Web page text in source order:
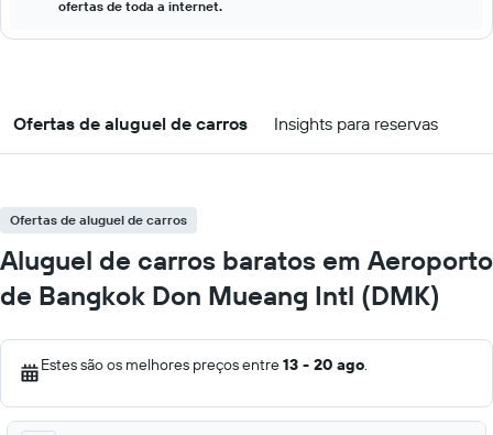
ofertas de toda a internet.
Ofertas de aluguel de carros Insights para reservas
Ofertas de aluguel de carros
Aluguel de carros baratos em Aeroporto
de Bangkok Don Mueang Intl (DMK)
Estes são os melhores preços entre13 - 20 ago.